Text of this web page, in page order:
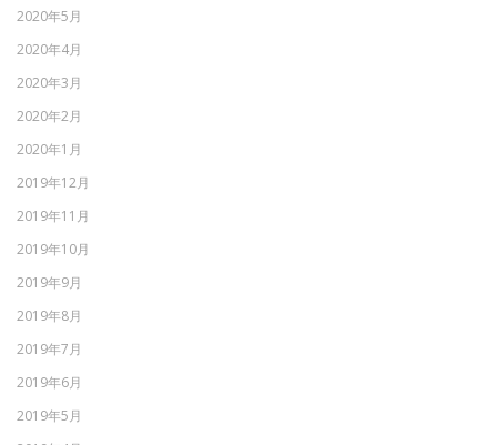
2020年5月
2020年4月
2020年3月
2020年2月
2020年1月
2019年12月
2019年11月
2019年10月
2019年9月
2019年8月
2019年7月
2019年6月
2019年5月